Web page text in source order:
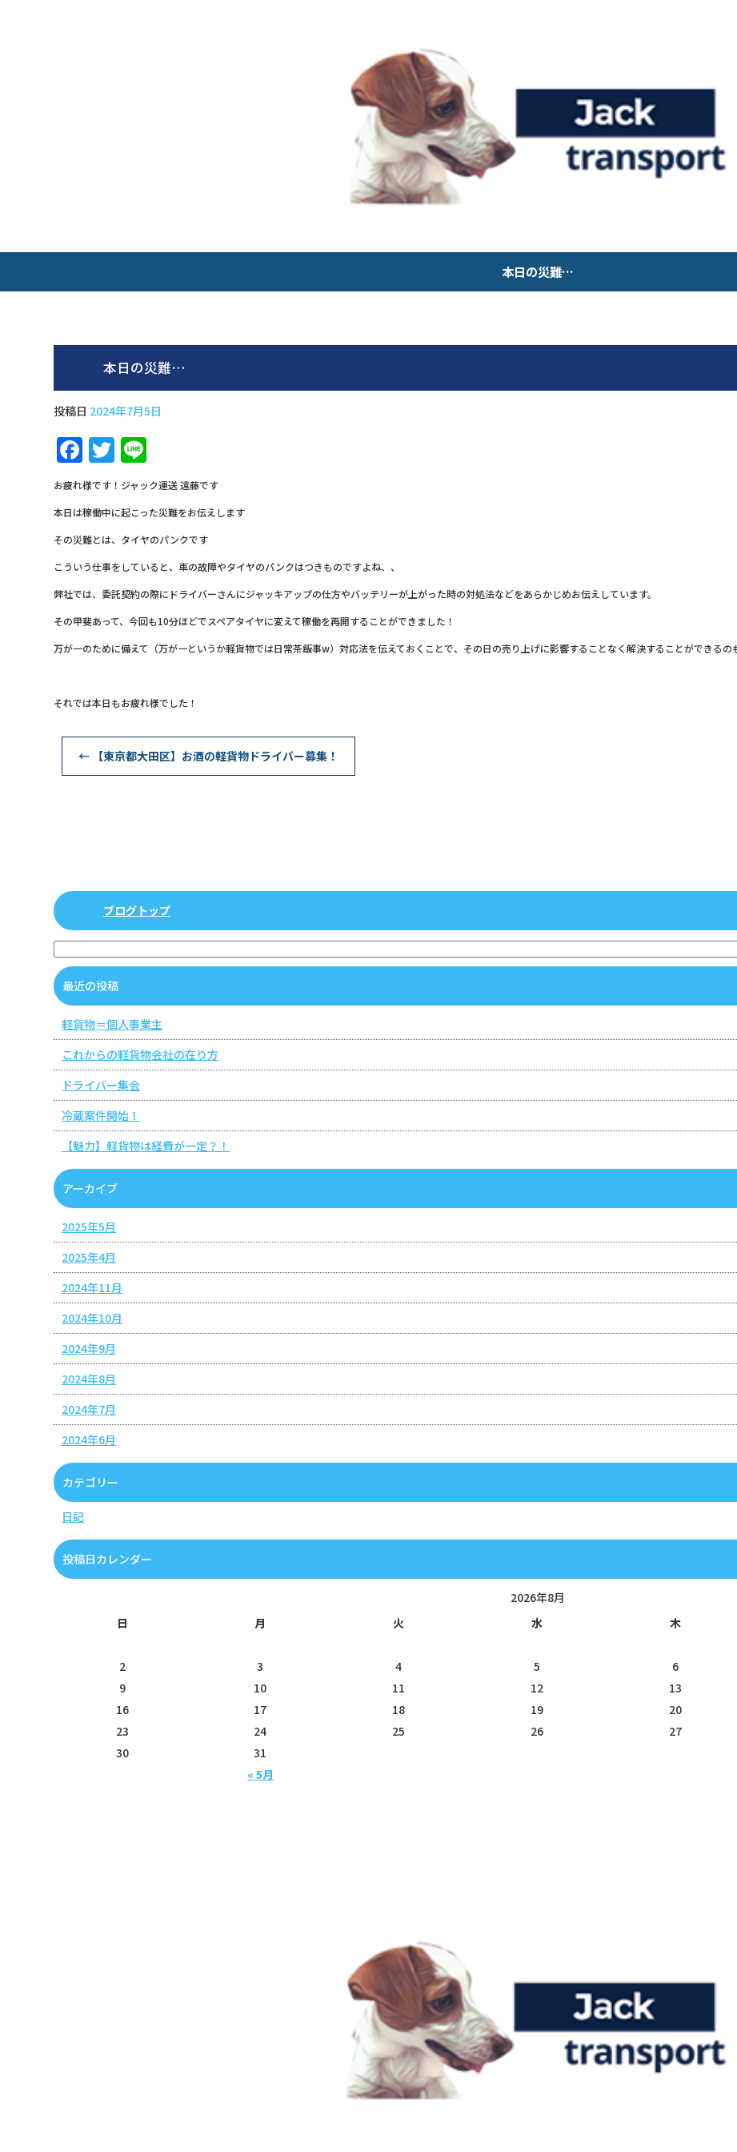
本日の災難…
本日の災難…
投稿日 2024年7月5日
F
a
c
e
b
o
o
k
T
w
it
te
r
n
e
お疲れ様です！ジャック運送 遠藤です
本日は稼働中に起こった災難をお伝えします
その災難とは、タイヤのパンクです
こういう仕事をしていると、車の故障やタイヤのパンクはつきものですよね、、
弊社では、委託契約の際にドライバーさんにジャッキアップの仕方やバッテリーが上がった時の対処法などをあらかじめお伝えしています。
その甲斐あって、今回も10分ほどでスペアタイヤに変えて稼働を再開することができました！
万が一のために備えて（万が一というか軽貨物では日常茶飯事w）対応法を伝えておくことで、その日の売り上げに影響することなく解決することができるの
それでは本日もお疲れ様でした！
← 【東京都大田区】お酒の軽貨物ドライバー募集！
ブログトップ
最近の投稿
軽貨物＝個人事業主
これからの軽貨物会社の在り方
ドライバー集会
冷蔵案件開始！
【魅力】軽貨物は経費が一定？！
アーカイブ
2025年5月
2025年4月
2024年11月
2024年10月
2024年9月
2024年8月
2024年7月
2024年6月
カテゴリー
日記
投稿日カレンダー
2026年8月
日
月 火 水 木
« 5月
2
3 4 5 6
9
10 11 12 13
16
17 18 19 20
23
24 25 26 27
30
31